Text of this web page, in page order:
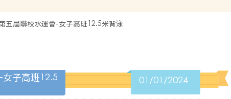
五屆聯校水運會-女子高班12.5米背泳
子高班12.5
01/01/2024